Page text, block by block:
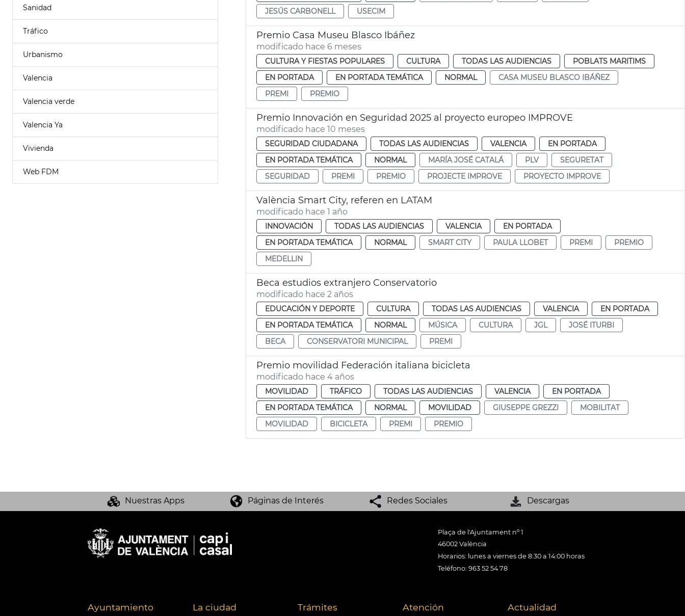
Sanidad
Tráfico
Urbanismo
Valencia
Valencia verde
Valencia Ya
Vivienda
Web FDM
JESÚS CARBONELL
USECIM
Premio Casa Museu Blasco Ibáñez
modificado hace 6 meses
CULTURA Y FIESTAS POPULARES CULTURA TODAS LAS AUDIENCIAS
POBLATS MARITIMS
EN PORTADA
EN PORTADA TEMÁTICA NORMAL
CASA MUSEU BLASCO IBÁÑEZ
PREMI
PREMIO
Premio Innovación en Seguridad 2025 al proyecto europeo IMPROVE
modificado hace 10 meses
SEGURIDAD CIUDADANA TODAS LAS AUDIENCIAS VALENCIA
EN PORTADA
EN PORTADA TEMÁTICA
NORMAL MARÍA JOSÉ CATALÁ PLV
SEGURETAT
SEGURIDAD
PREMI PREMIO PROJECTE IMPROVE PROYECTO IMPROVE
València Smart City, referen en LATAM
modificado hace 1 año
INNOVACIÓN TODAS LAS AUDIENCIAS VALENCIA
EN PORTADA
EN PORTADA TEMÁTICA
NORMAL SMART CITY PAULA LLOBET PREMI
PREMIO
MEDELLIN
Beca estudios extranjero Conservatorio
modificado hace 2 años
EDUCACIÓN Y DEPORTE CULTURA TODAS LAS AUDIENCIAS VALENCIA
EN PORTADA
EN PORTADA TEMÁTICA
NORMAL MÚSICA CULTURA JGL
JOSÉ ITURBI
BECA
CONSERVATORI MUNICIPAL PREMI
Premio movilidad Federación italiana bicicleta
modificado hace 4 años
MOVILIDAD TRÁFICO TODAS LAS AUDIENCIAS VALENCIA
EN PORTADA
EN PORTADA TEMÁTICA
NORMAL MOVILIDAD GIUSEPPE GREZZI
MOBILITAT
MOVILIDAD
BICICLETA PREMI PREMIO
Nuestras Apps Páginas de Interés Redes Sociales Descargas
Plaça de l'Ajuntament nº 1
46002 València
Horarios: lunes a viernes de 8:30 a 14:00 horas
Teléfono: 963 52 54 78
Ayuntamiento La ciudad Trámites
Atención
Actualidad